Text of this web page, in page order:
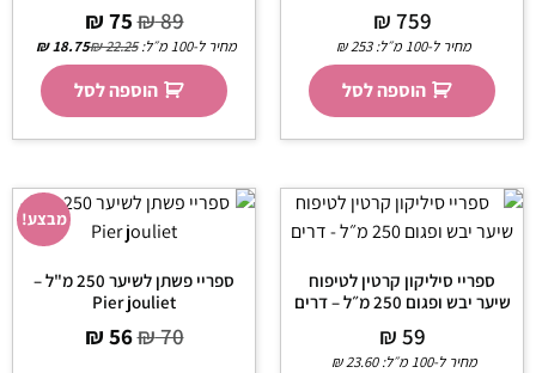
₪759
מחיר ל-100 מ״ל: ₪253
הוספה לסל
₪89
₪75
מחיר ל-100 מ״ל: ₪22.25
₪18.75
הוספה לסל
ספריי סיליקון קרטין לטיפוח
שיער יבש ופגום 250 מ״ל – דרים
₪59
מחיר ל-100 מ״ל: ₪23.60
מבצע!
ספריי פשתן לשיער 250 מ"ל –
Pier jouliet
₪70
₪56